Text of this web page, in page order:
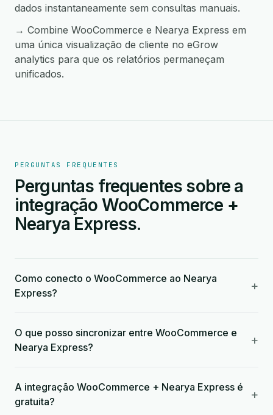
dados instantaneamente sem consultas manuais.
→ Combine WooCommerce e Nearya Express em
uma única visualização de cliente no eGrow
analytics para que os relatórios permaneçam
unificados.
PERGUNTAS FREQUENTES
Perguntas frequentes sobre a
integração WooCommerce +
Nearya Express.
Como conecto o WooCommerce ao Nearya
Express?
+
O que posso sincronizar entre WooCommerce e
Nearya Express?
+
A integração WooCommerce + Nearya Express é
gratuita?
+